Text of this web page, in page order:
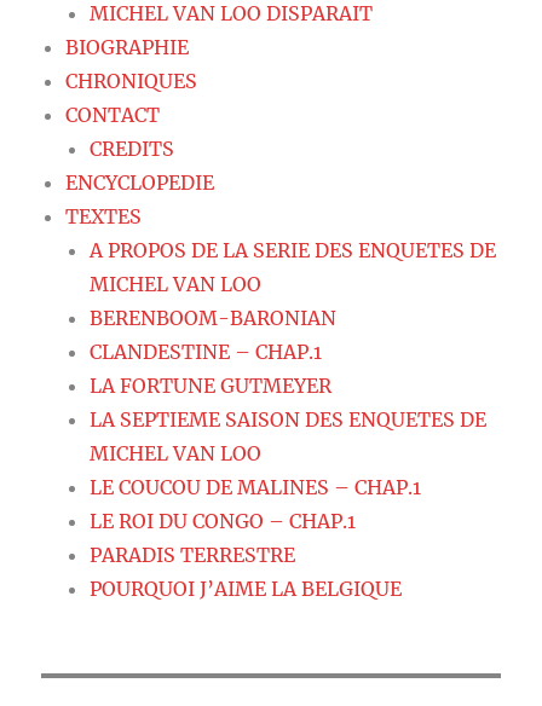
MICHEL VAN LOO DISPARAIT
BIOGRAPHIE
CHRONIQUES
CONTACT
CREDITS
ENCYCLOPEDIE
TEXTES
A PROPOS DE LA SERIE DES ENQUETES DE
MICHEL VAN LOO
BERENBOOM-BARONIAN
CLANDESTINE – CHAP.1
LA FORTUNE GUTMEYER
LA SEPTIEME SAISON DES ENQUETES DE
MICHEL VAN LOO
LE COUCOU DE MALINES – CHAP.1
LE ROI DU CONGO – CHAP.1
PARADIS TERRESTRE
POURQUOI J’AIME LA BELGIQUE